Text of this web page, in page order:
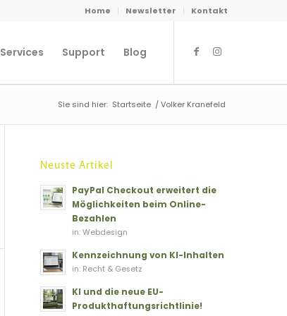
Home Newsletter Kontakt
Services Support Blog
Sie sind hier: Startseite / Volker Kranefeld
Neuste Artikel
PayPal Checkout erweitert die
Möglichkeiten beim Online-
Bezahlen
in: Webdesign
Kennzeichnung von KI-Inhalten
in: Recht & Gesetz
KI und die neue EU-
Produkthaftungsrichtlinie!